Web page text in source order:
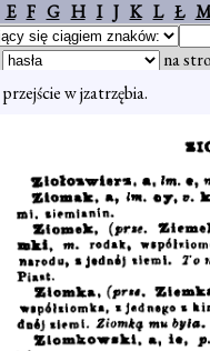
E F G H I J K L Ł
na
przejście w jzatrzębia.